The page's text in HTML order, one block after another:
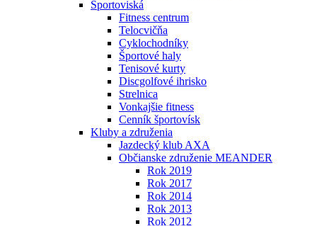
Športoviská
Fitness centrum
Telocvičňa
Cyklochodníky
Športové haly
Tenisové kurty
Discgolfové ihrisko
Strelnica
Vonkajšie fitness
Cenník športovísk
Kluby a združenia
Jazdecký klub AXA
Občianske združenie MEANDER
Rok 2019
Rok 2017
Rok 2014
Rok 2013
Rok 2012